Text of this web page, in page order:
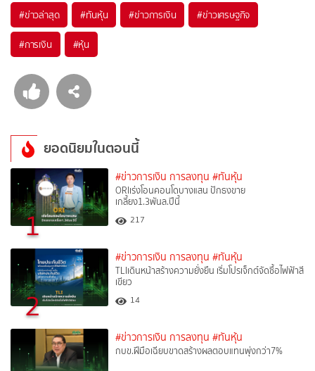
#ข่าวล่าสุด #ทันหุ้น #ข่าวการเงิน #ข่าวเศรษฐกิจ
#การเงิน #หุ้น
ยอดนิยมในตอนนี้
1
#ข่าวการเงิน การลงทุน #ทันหุ้น
ORIเร่งโอนคอนโดบางแสน ปักธงขาย
เกลี้ยง1.3พันล.ปีนี้
217
2
#ข่าวการเงิน การลงทุน #ทันหุ้น
TLIเดินหน้าสร้างความยั่งยืน เริ่มโปรเจ็กต์จัดซื้อไฟฟ้าสี
เขียว
14
#ข่าวการเงิน การลงทุน #ทันหุ้น
กบข.ฝีมือเฉียบขาดสร้างผลตอบแทนพุ่งกว่า7%